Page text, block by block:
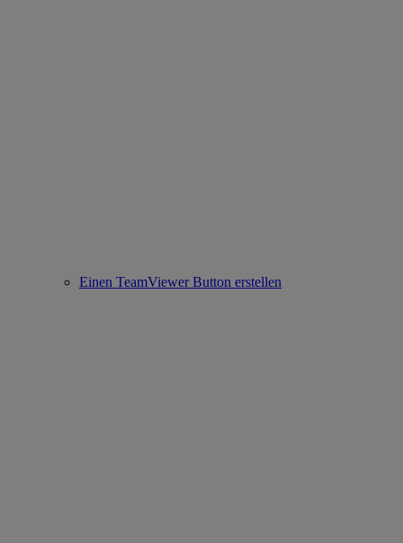
Einen TeamViewer Button erstellen